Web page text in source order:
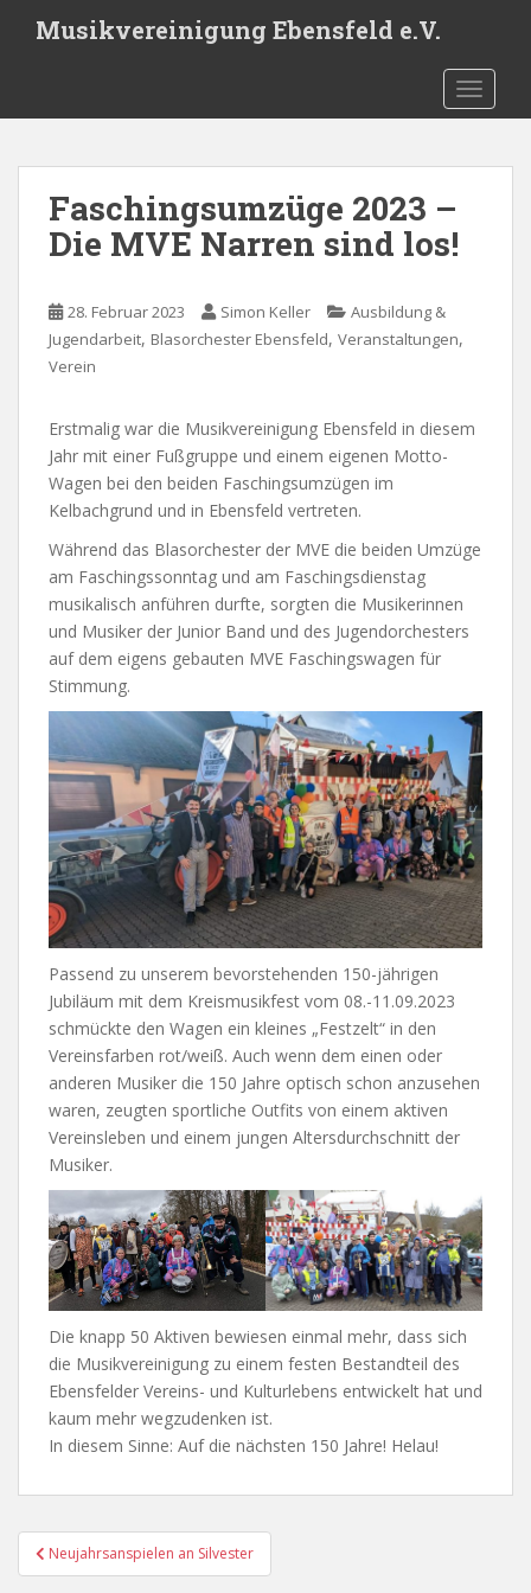
t
Musikvereinigung Ebensfeld e.V.
Faschingsumzüge 2023 –
Die MVE Narren sind los!
28. Februar 2023 Simon Keller
Ausbildung &
Jugendarbeit, Blasorchester Ebensfeld, Veranstaltungen,
Verein
Erstmalig war die Musikvereinigung Ebensfeld in diesem
Jahr mit einer Fußgruppe und einem eigenen Motto-
Wagen bei den beiden Faschingsumzügen im
Kelbachgrund und in Ebensfeld vertreten.
Während das Blasorchester der MVE die beiden Umzüge
am Faschingssonntag und am Faschingsdienstag
musikalisch anführen durfte, sorgten die Musikerinnen
und Musiker der Junior Band und des Jugendorchesters
auf dem eigens gebauten MVE Faschingswagen für
Stimmung.
Passend zu unserem bevorstehenden 150-jährigen
Jubiläum mit dem Kreismusikfest vom 08.-11.09.2023
schmückte den Wagen ein kleines „Festzelt“ in den
Vereinsfarben rot/weiß. Auch wenn dem einen oder
anderen Musiker die 150 Jahre optisch schon anzusehen
waren, zeugten sportliche Outfits von einem aktiven
Vereinsleben und einem jungen Altersdurchschnitt der
Musiker.
Die knapp 50 Aktiven bewiesen einmal mehr, dass sich
die Musikvereinigung zu einem festen Bestandteil des
Ebensfelder Vereins- und Kulturlebens entwickelt hat und
kaum mehr wegzudenken ist.
In diesem Sinne: Auf die nächsten 150 Jahre! Helau!
Beitragsnavigation
Neujahrsanspielen an Silvester